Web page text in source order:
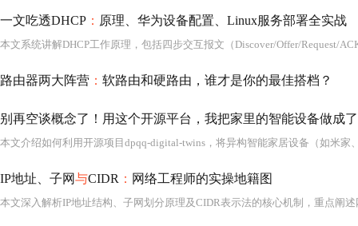
一文吃透DHCP ： 原理、华为设备配置、Linux服务部署全实战
本文系统讲解DHCP工作原理，包括四步交互报文（Discover/Offer/Request/
路由器两大阵营 ： 软路由和硬路由，谁才是你的最佳搭档？
别再空谈概念了！用这个开源平台，我把家里的智能设备做成
IP地址、子网与CIDR ： 网络工程师的实操地籍图